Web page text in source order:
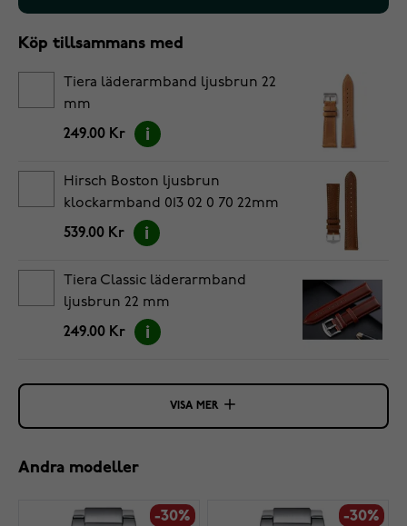
Köp tillsammans med
Tiera läderarmband ljusbrun 22
mm
249.00 Kr
Hirsch Boston ljusbrun
klockarmband 013 02 0 70 22mm
539.00 Kr
Tiera Classic läderarmband
ljusbrun 22 mm
249.00 Kr
VISA MER
Andra modeller
-30% -30%